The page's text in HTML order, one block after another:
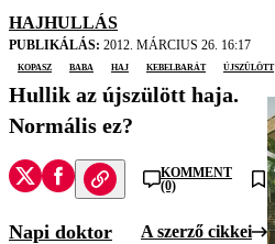
HAJHULLÁS
PUBLIKÁLÁS: 2012. MÁRCIUS 26. 16:17
kopasz
baba haj Kebelbarát újszülött
Hullik az újszülött haja.
Normális ez?
KOMMENT
(0)
Napi doktor A szerző cikkei